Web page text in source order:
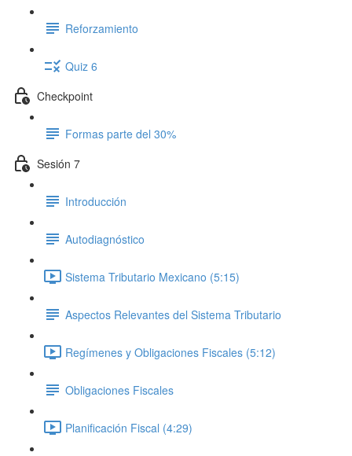
Reforzamiento
Quiz 6
Checkpoint
Formas parte del 30%
Sesión 7
Introducción
Autodiagnóstico
Sistema Tributario Mexicano (5:15)
Aspectos Relevantes del Sistema Tributario
Regímenes y Obligaciones Fiscales (5:12)
Obligaciones Fiscales
Planificación Fiscal (4:29)